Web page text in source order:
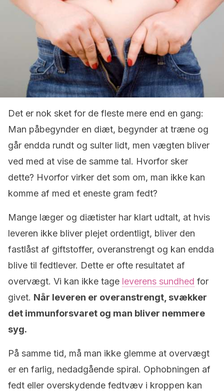
Det er nok sket for de fleste mere end en gang:
Man påbegynder en diæt, begynder at træne og
går endda rundt og sulter lidt, men vægten bliver
ved med at vise de samme tal. Hvorfor sker
dette? Hvorfor virker det som om, man ikke kan
komme af med et eneste gram fedt?
Mange læger og diætister har klart udtalt, at hvis
leveren ikke bliver plejet ordentligt, bliver den
fastlåst af giftstoffer, overanstrengt og kan endda
blive til fedtlever. Dette er ofte resultatet af
overvægt. Vi kan ikke tage leverens sundhed for
givet. Når leveren er overanstrengt, svækker
det immunforsvaret og man bliver nemmere
syg.
På samme tid, må man ikke glemme at overvægt
er en farlig, nedadgående spiral. Ophobningen af
fedt eller overskydende fedtvæv i kroppen kan